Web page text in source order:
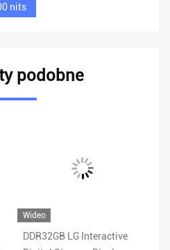
nits
podobne
Wideo
DDR32GB LG Interactive